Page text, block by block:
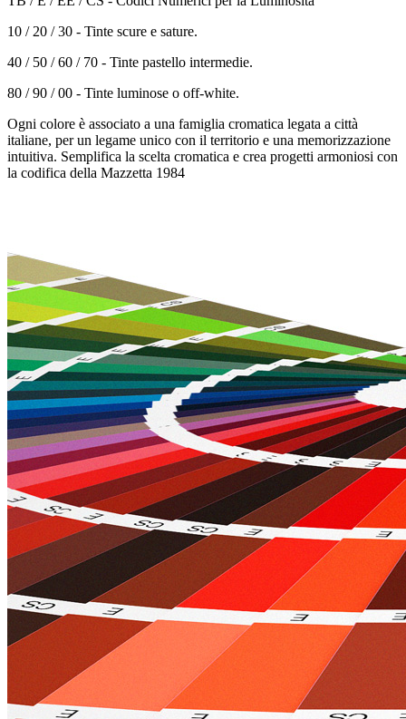
10 / 20 / 30 - Tinte scure e sature.
40 / 50 / 60 / 70 - Tinte pastello intermedie.
80 / 90 / 00 - Tinte luminose o off-white.
Ogni colore è associato a una famiglia cromatica legata a città
italiane, per un legame unico con il territorio e una memorizzazione
intuitiva. Semplifica la scelta cromatica e crea progetti armoniosi con
la codifica della Mazzetta 1984